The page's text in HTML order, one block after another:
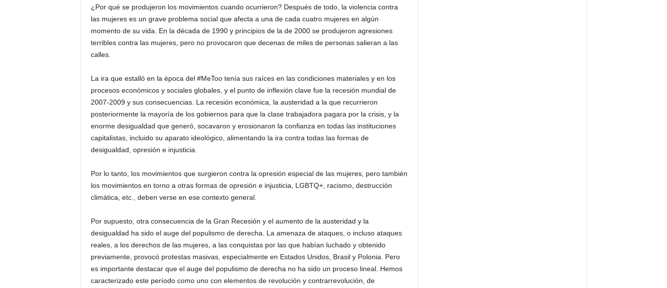
¿Por qué se produjeron los movimientos cuando ocurrieron? Después de todo, la violencia contra
las mujeres es un grave problema social que afecta a una de cada cuatro mujeres en algún
momento de su vida. En la década de 1990 y principios de la de 2000 se produjeron agresiones
terribles contra las mujeres, pero no provocaron que decenas de miles de personas salieran a las
calles.
La ira que estalló en la época del #MeToo tenía sus raíces en las condiciones materiales y en los
procesos económicos y sociales globales, y el punto de inflexión clave fue la recesión mundial de
2007-2009 y sus consecuencias. La recesión económica, la austeridad a la que recurrieron
posteriormente la mayoría de los gobiernos para que la clase trabajadora pagara por la crisis, y la
enorme desigualdad que generó, socavaron y erosionaron la confianza en todas las instituciones
capitalistas, incluido su aparato ideológico, alimentando la ira contra todas las formas de
desigualdad, opresión e injusticia.
Por lo tanto, los movimientos que surgieron contra la opresión especial de las mujeres, pero también
los movimientos en torno a otras formas de opresión e injusticia, LGBTQ+, racismo, destrucción
climática, etc., deben verse en ese contexto general.
Por supuesto, otra consecuencia de la Gran Recesión y el aumento de la austeridad y la
desigualdad ha sido el auge del populismo de derecha. La amenaza de ataques, o incluso ataques
reales, a los derechos de las mujeres, a las conquistas por las que habían luchado y obtenido
previamente, provocó protestas masivas, especialmente en Estados Unidos, Brasil y Polonia. Pero
es importante destacar que el auge del populismo de derecha no ha sido un proceso lineal. Hemos
caracterizado este período como uno con elementos de revolución y contrarrevolución, de